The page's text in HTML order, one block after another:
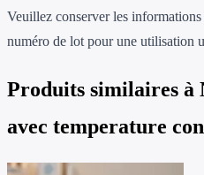
Veuillez conserver les
numéro de lot pour une utilisation
Produits similaires à
avec temperature